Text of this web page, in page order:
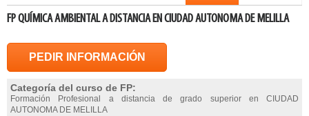
FP QUÍMICA AMBIENTAL A DISTANCIA EN CIUDAD AUTONOMA DE MELILLA
PEDIR INFORMACIÓN
Categoría del curso de FP:
Formación Profesional a distancia de grado superior en CIUDAD
AUTONOMA DE MELILLA